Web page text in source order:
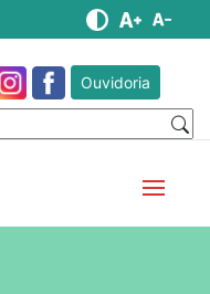
Ouvidoria